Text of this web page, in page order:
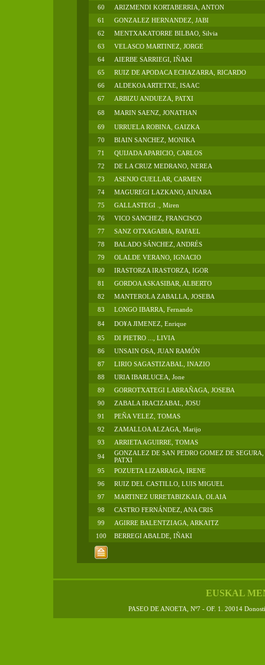
60
ARIZMENDI KORTABERRIA, ANTON
61
GONZALEZ HERNANDEZ, JABI
62
MENTXAKATORRE BILBAO, Silvia
63
VELASCO MARTINEZ, JORGE
64
AIERBE SARRIEGI, IÑAKI
65
RUIZ DE APODACA ECHAZARRA, RICARDO
66
ALDEKOA ARTETXE, ISAAC
67
ARBIZU ANDUEZA, PATXI
68
MARIN SAENZ, JONATHAN
69
URRUELA ROBINA, GAIZKA
70
BIAIN SANCHEZ, MONIKA
71
QUIJADA APARICIO, CARLOS
72
DE LA CRUZ MEDRANO, NEREA
73
ASENJO CUELLAR, CARMEN
74
MAGUREGI LAZKANO, AINARA
75
GALLASTEGI ., Miren
76
VICO SANCHEZ, FRANCISCO
77
SANZ OTXAGABIA, RAFAEL
78
BALADO SÁNCHEZ, ANDRÉS
79
OLALDE VERANO, IGNACIO
80
IRASTORZA IRASTORZA, IGOR
81
GORDOA ASKASIBAR, ALBERTO
82
MANTEROLA ZABALLA, JOSEBA
83
LONGO IBARRA, Fernando
84
DO¥A JIMENEZ, Enrique
85
DI PIETRO ..., LIVIA
86
UNSAIN OSA, JUAN RAMÓN
87
LIRIO SAGASTIZABAL, INAZIO
88
URIA IBARLUCEA, Jone
89
GORROTXATEGI LARRAÑAGA, JOSEBA
90
ZABALA IRACIZABAL, JOSU
91
PEÑA VELEZ, TOMAS
92
ZAMALLOA ALZAGA, Marijo
93
ARRIETA AGUIRRE, TOMAS
94
GONZALEZ DE SAN PEDRO GOMEZ DE SEGURA,
PATXI
95
POZUETA LIZARRAGA, IRENE
96
RUIZ DEL CASTILLO, LUIS MIGUEL
97
MARTINEZ URRETABIZKAIA, OLAIA
98
CASTRO FERNÁNDEZ, ANA CRIS
99
AGIRRE BALENTZIAGA, ARKAITZ
100
BERREGI ABALDE, IÑAKI
EUSKAL
PASEO DE ANOETA, Nº7 - OF. 1. 20014